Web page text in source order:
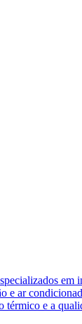
em
e ar
térmico e a